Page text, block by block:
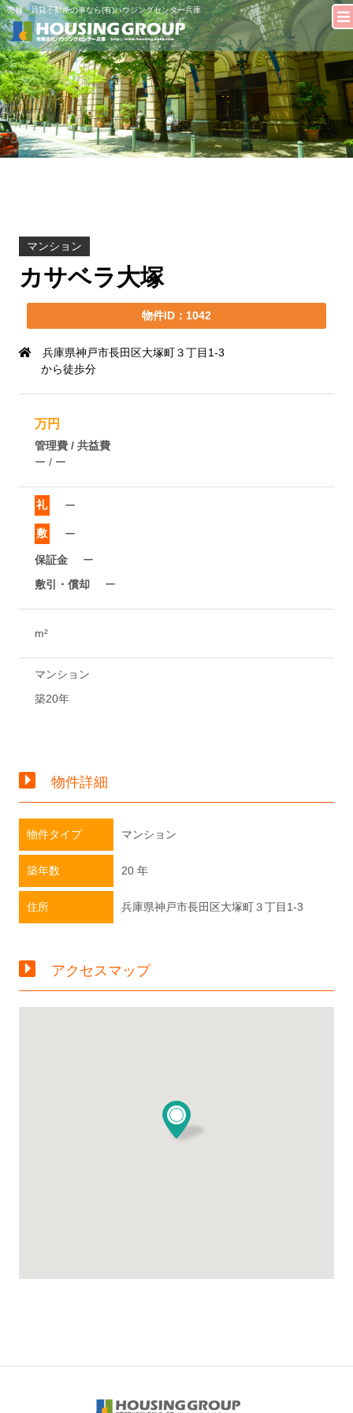
売買・賃貸不動産の事なら(有)ハウジングセンター兵庫
マンション
カサベラ大塚
物件ID：1042
兵庫県神戸市長田区大塚町３丁目1-3
から徒歩分
万円
管理費 / 共益費
ー / ー
礼 ー
敷 ー
保証金
ー
敷引・償却
ー
m²
マンション
築20年
物件詳細
物件タイプ マンション
築年数 20 年
住所 兵庫県神戸市長田区大塚町３丁目1-3
アクセスマップ